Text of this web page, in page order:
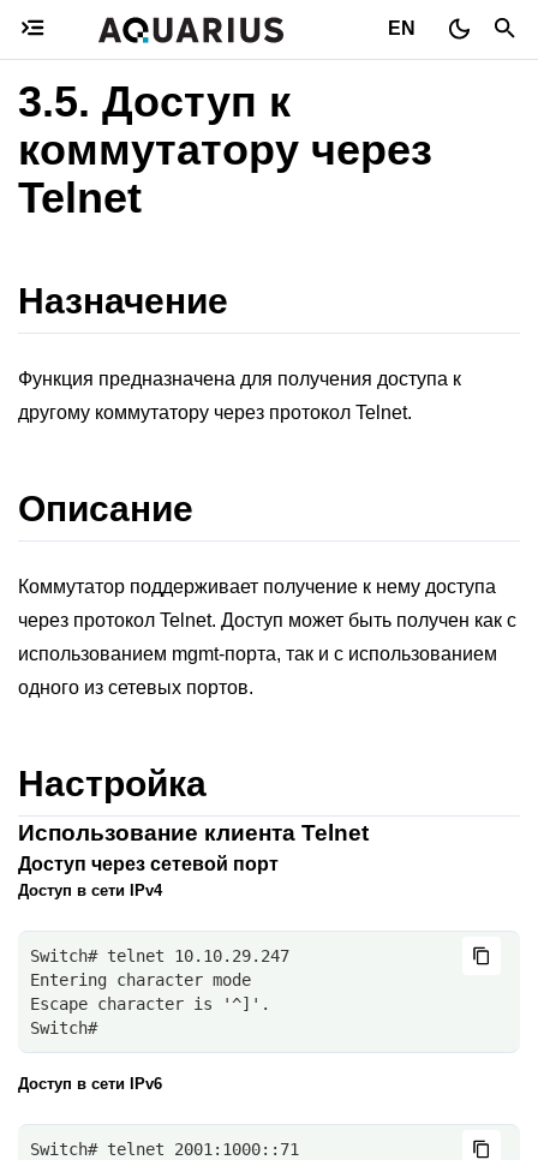
EN
3.5. Доступ к
коммутатору через
Telnet
Назначение
Функция предназначена для получения доступа к
другому коммутатору через протокол Telnet.
Описание
Коммутатор поддерживает получение к нему доступа
через протокол Telnet. Доступ может быть получен как с
использованием mgmt-порта, так и с использованием
одного из сетевых портов.
Настройка
Использование клиента Telnet
Доступ через сетевой порт
Доступ в сети IPv4
Switch# telnet 10.10.29.247
Entering character mode
Escape character is '^]'.
Switch#
Доступ в сети IPv6
Switch# telnet 2001:1000::71